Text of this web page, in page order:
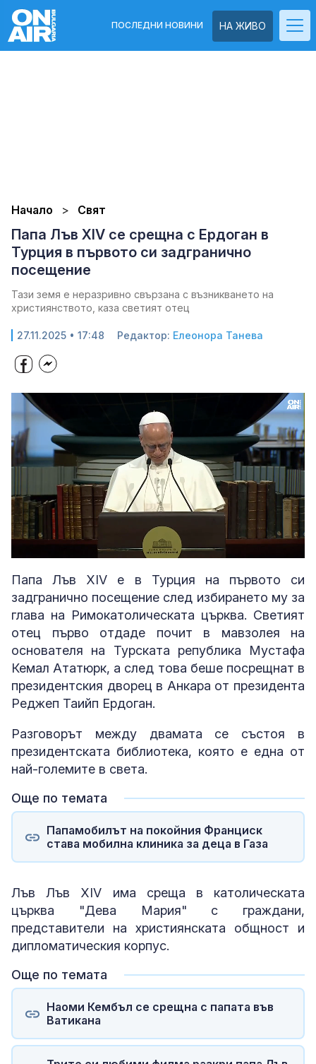
НА ЖИВО
ПОСЛЕДНИ НОВИНИ
Начало Свят
Папа Лъв XIV се срещна с Ердоган в
Турция в първото си задгранично
посещение
Тази земя е неразривно свързана с възникването на
християнството, каза светият отец
27.11.2025 • 17:48 Редактор: Елеонора Танева
Loaded:
89.54%
Папа Лъв XIV е в Турция на първото си
задгранично посещение след избирането му за
глава на Римокатолическата църква. Светият
отец първо отдаде почит в мавзолея на
основателя на Турската република Мустафа
Кемал Ататюрк, а след това беше посрещнат в
президентския дворец в Анкара от президента
Реджеп Таийп Ердоган.
Разговорът между двамата се състоя в
президентската библиотека, която е една от
най-големите в света.
Още по темата
Папамобилът на покойния Франциск
става мобилна клиника за деца в Газа
Лъв Лъв XIV има среща в католическата
църква "Дева Мария" с граждани,
представители на християнската общност и
дипломатическия корпус.
Още по темата
Наоми Кембъл се срещна с папата във
Ватикана